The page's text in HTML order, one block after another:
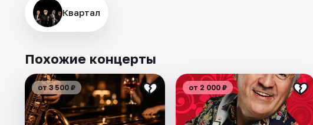
Квартал
Похожие концерты
от 3 500 ₽ от 2 000 ₽